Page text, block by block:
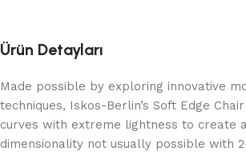
Ürün Detayları
Made possible by exploring innovative
techniques, Iskos-Berlin’s Soft Edge
curves with extreme lightness to create
dimensionality not usually possible with